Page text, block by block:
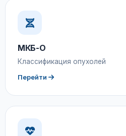
МКБ-О
Классификация опухолей
Перейти